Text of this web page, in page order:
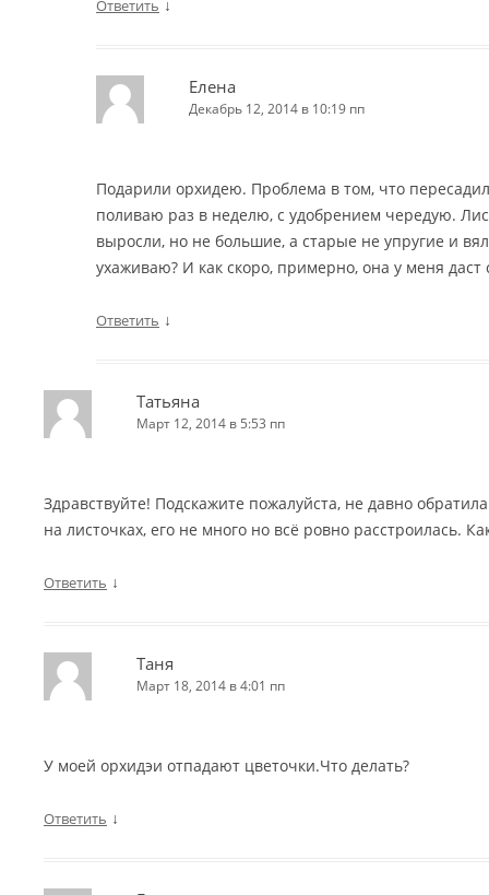
Ответить ↓
Елена
Декабрь 12, 2014 в 10:19 пп
Подарили орхидею. Проблема в том, что
поливаю раз в неделю, с удобрением чередую.
выросли, но не большие, а старые не упругие и
ухаживаю? И как скоро, примерно, она у меня даст
Ответить ↓
Татьяна
Март 12, 2014 в 5:53 пп
Здравствуйте! Подскажите пожалуйста, не давно
на листочках, его не много но всё ровно расстроилась.
Ответить ↓
Таня
Март 18, 2014 в 4:01 пп
У моей орхидэи отпадают цветочки.Что делать?
Ответить ↓